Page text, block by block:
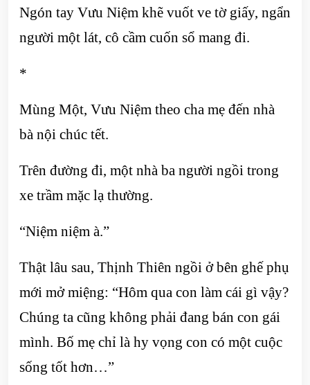
Ngón tay Vưu Niệm khẽ vuốt ve tờ giấy, ngẩn
người một lát, cô cầm cuốn sổ mang đi.
*
Mùng Một, Vưu Niệm theo cha mẹ đến nhà
bà nội chúc tết.
Trên đường đi, một nhà ba người ngồi trong
xe trầm mặc lạ thường.
“Niệm niệm à.”
Thật lâu sau, Thịnh Thiên ngồi ở bên ghế phụ
mới mở miệng: “Hôm qua con làm cái gì vậy?
Chúng ta cũng không phải đang bán con gái
mình. Bố mẹ chỉ là hy vọng con có một cuộc
sống tốt hơn…”